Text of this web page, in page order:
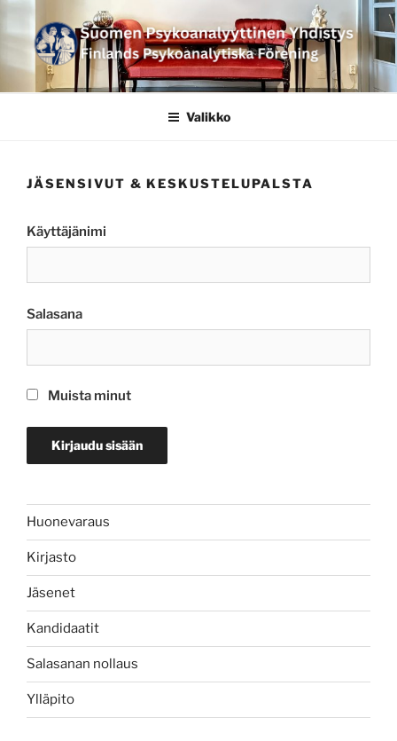
sisältöön
SUOMEN
PSYKOANALYYTTINEN
PSYKOANALYTISKA
Valikko
JÄSENSIVUT & KESKUSTELUPALSTA
Käyttäjänimi
Salasana
Muista minut
Huonevaraus
Kirjasto
Jäsenet
Kandidaatit
Salasanan nollaus
Ylläpito